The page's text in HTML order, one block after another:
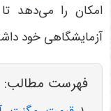
امکان را می‌دهد
آزمایشگاهی خود
فهرست مطالب: